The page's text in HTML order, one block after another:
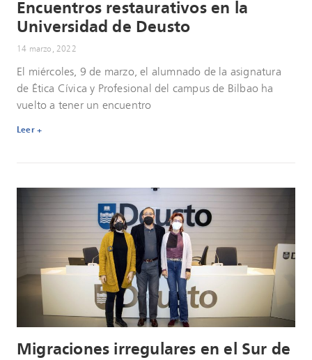
Encuentros restaurativos en la
Universidad de Deusto
14 marzo, 2022
El miércoles, 9 de marzo, el alumnado de la asignatura
de Ética Cívica y Profesional del campus de Bilbao ha
vuelto a tener un encuentro
Leer +
Migraciones irregulares en el Sur de